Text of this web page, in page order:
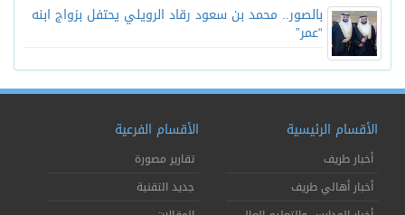
بالصور.. محمد بن سعود رقاد الرويلي يحتفل بزواج ابنه
“عمر”
الأقسام الرئيسية
أخبار طريف
أخبار أهالي طريف
الأقسام الفرعية
تقارير مصورة
جديد التقنية